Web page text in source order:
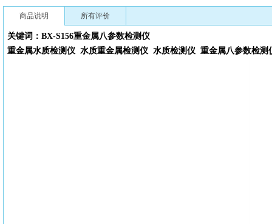
商品说明 所有评价
关键词：BX-S156重金属八参数检测仪
重金属水质检测仪 水质重金属检测仪 水质检测仪 重金属八参数检测